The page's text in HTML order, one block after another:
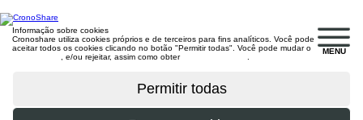
MENU
Informação sobre cookies
Cronoshare utiliza cookies próprios e de terceiros para fins analíticos. Você pode
aceitar todos os cookies clicando no botão "Permitir todas". Você pode mudar o
, e/ou rejeitar, assim como obter